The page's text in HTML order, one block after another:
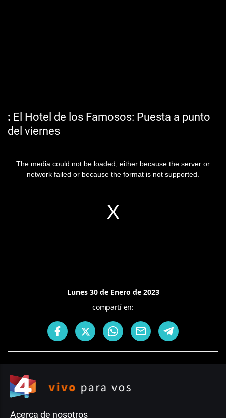
El Hotel de los Famosos: Puesta a punto
del viernes
The media could not be loaded, either because the server or
network failed or because the format is not supported.
Lunes 30 de Enero de 2023
compartí en:
Acerca de nosotros